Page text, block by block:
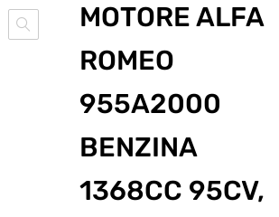
MOTORE ALFA
ROMEO
955A2000
BENZINA
1368CC 95CV,